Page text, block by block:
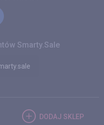
Smarty.Sale
DODAJ SKLEP